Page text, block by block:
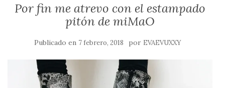
Por fin me atrevo con el estampado
pitón de miMaO
Publicado en 7 febrero, 2018 por EVAEVUXXY